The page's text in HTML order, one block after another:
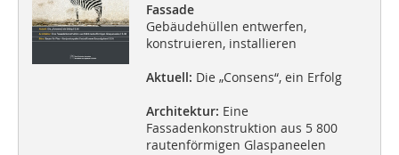
Fassade
Gebäudehüllen entwerfen,
konstruieren, installieren
Aktuell: Die „Consens“, ein Erfolg
Architektur: Eine
Fassadenkonstruktion aus 5 800
rautenförmigen Glaspaneelen